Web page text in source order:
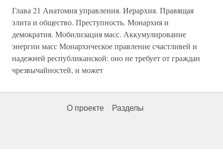
Глава 21 Анатомия управления. Иерархия. Правящая
элита и общество. Преступность. Монархия и
демократия. Мобилизация масс. Аккумулирование
энергии масс Монархическое правление счастливей и
надежней республиканской: оно не требует от граждан
чрезвычайностей, и может
О проекте Разделы